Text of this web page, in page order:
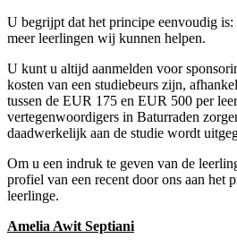
U begrijpt dat het principe eenvoudig is:
meer leerlingen wij kunnen helpen.
U kunt u altijd aanmelden voor
kosten van een studiebeurs zijn,
tussen de EUR 175 en EUR 500 per
vertegenwoordigers in Baturraden
daadwerkelijk aan de studie wordt
Om u een indruk te geven van de
profiel van een recent door ons aan het
leerlinge.
Amelia Awit Septiani